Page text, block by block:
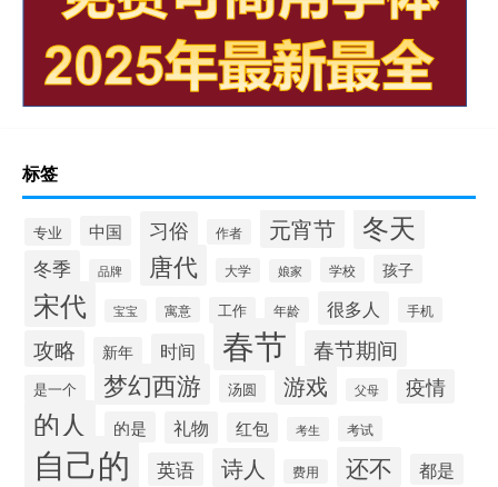
标签
专业 中国 习俗 作者 元宵节 冬天
冬季 品牌 唐代 大学 娘家 学校 孩子
宋代 宝宝 寓意 工作 年龄 很多人 手机
攻略 新年 时间 春节 春节期间
是一个 梦幻西游 汤圆 游戏 父母 疫情
的人 的是 礼物 红包 考生 考试
自己的 英语 诗人 费用 还不 都是